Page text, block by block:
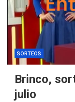
SORTEOS
Brinco,
julio